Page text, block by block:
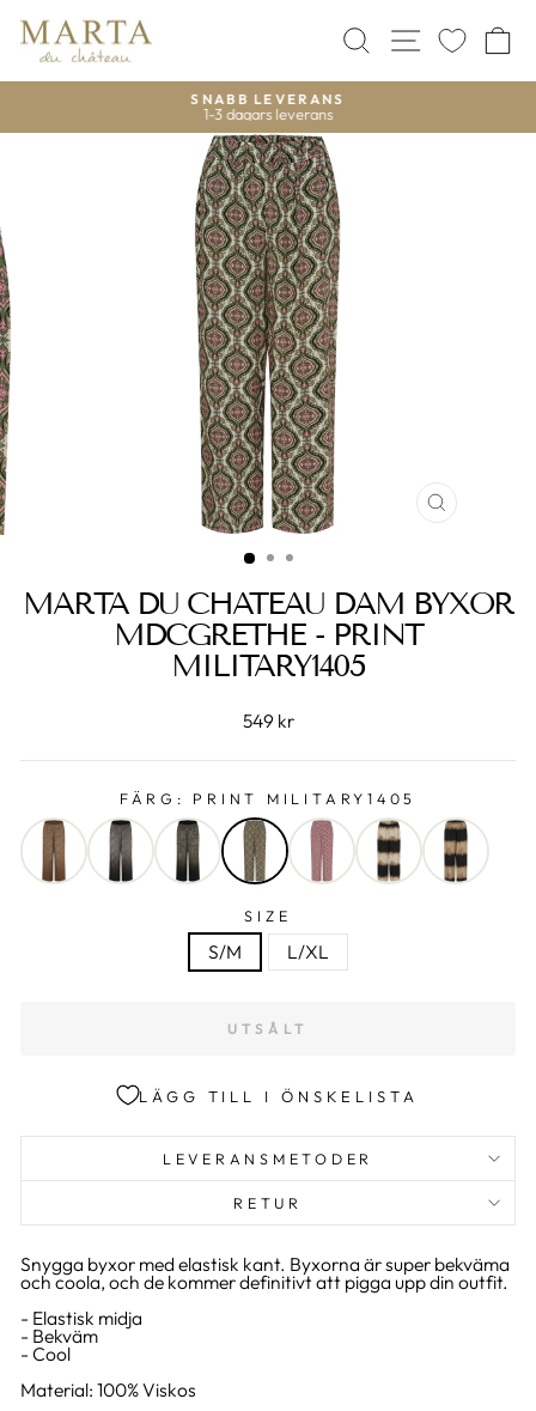
vidare
innehåll
SÖK
SNABB LEVERANS
1-3 dagars leverans
STÄNG
MARTA DU CHATEAU DAM BYXOR
MDCGRETHE - PRINT
MILITARY1405
549 kr
FÄRG: PRINT MILITARY1405
SIZE
S/M L/XL
UTSÅLT
LÄGG TILL I ÖNSKELISTA
LEVERANSMETODER
RETUR
Snygga byxor med elastisk kant. Byxorna är super bekväma
och coola, och de kommer definitivt att pigga upp din outfit.
- Elastisk midja
- Bekväm
- Cool
Material: 100% Viskos